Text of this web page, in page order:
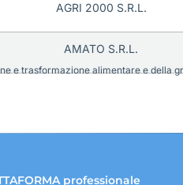
AGRI 2000 S.R.L.
AMATO S.R.L.
e trasformazione alimentare e della
professionale